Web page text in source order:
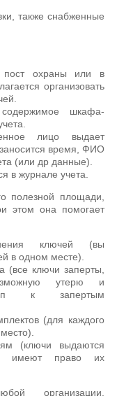
также снабженные
пост охраны или в
организовать
шкафа-
лицо выдает
время, ФИО
(или др данные).
в журнале учета.
полезной площади,
этом она помогает
ключей (вы
в одном месте).
(все ключи заперты,
утерю и
к запертым
(для каждого
(ключи выдаются
имеют право их
организации,